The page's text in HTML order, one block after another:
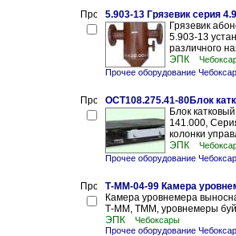
5.903-13 Грязевик серия
Грязевик
5.903-13
различного
ЭПК
Прочее оборудование
ОСТ108.275.41-80Блок
Блок
141.000,
колонки
ЭПК
Прочее оборудование
Т-ММ-04-99 Камера
Камера уровнемера
Т-ММ, ТММ, уровнемеры
ЭПК
Чебоксары
Прочее оборудование